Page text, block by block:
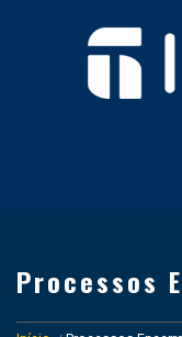
Processos